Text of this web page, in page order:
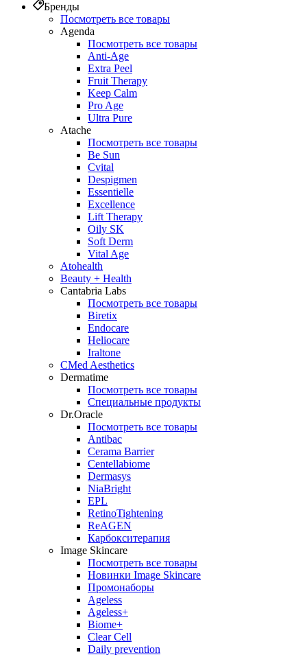
Бренды
Посмотреть все товары
Agenda
Посмотреть все товары
Anti‑Age
Extra Peel
Fruit Therapy
Keep Calm
Pro Age
Ultra Pure
Atache
Посмотреть все товары
Be Sun
Cvital
Despigmen
Essentielle
Excellence
Lift Therapy
Oily SK
Soft Derm
Vital Age
Atohealth
Beauty + Health
Cantabria Labs
Посмотреть все товары
Biretix
Endocare
Heliocare
Iraltone
CMed Aesthetics
Dermatime
Посмотреть все товары
Специальные продукты
Dr.Oracle
Посмотреть все товары
Antibac
Cerama Barrier
Centellabiome
Dermasys
NiaBright
EPL
RetinoTightening
ReAGEN
Карбокситерапия
Image Skincare
Посмотреть все товары
Новинки Image Skincare
Промонаборы
Ageless
Ageless+
Biome+
Clear Cell
Daily prevention